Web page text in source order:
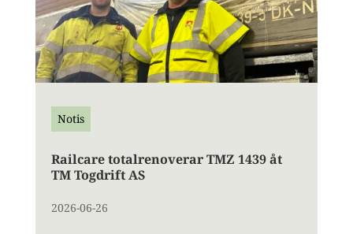
Notis
Railcare totalrenoverar TMZ 1439 åt
TM Togdrift AS
2026-06-26